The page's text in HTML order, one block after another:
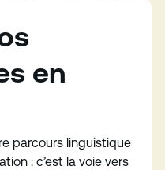
en
parcours linguistique
: c’est la voie vers